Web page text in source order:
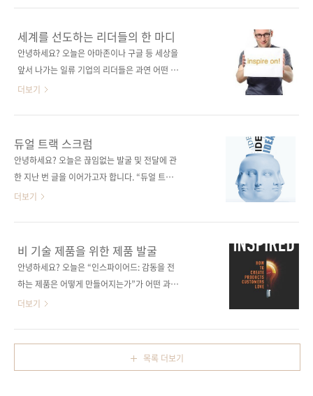
저는 매주 여기저기 제품 팀이 구닥다리 제품 로
보도록 하겠습니다. 열아홉 번째 이야기 최고의
제품 관리 모델은 존재하는 것일까?(The Best
Product Management Model?) 원문 주소:
product-management-model/ 원문 게시일:
2008년 1월 4일 저자: 마티 케이건 작성자: 배장
세계를 선도하는 리더들의 한 마디
안녕하세요? 오늘은 아마존이나 구글 등 세상을
앞서 나가는 일류 기업의 리더들은 과연 어떤 기
치를 내걸고 전쟁 같은 시장을 헤쳐 나가는지 소
까요? 그들의 생각을 접하는 것도 저자에게는 큰
즐거움이라고 합니다. 수많은 사람의 마음속에
울려 퍼지는 말은 어떤 것인지 저자의 말에 귀를
선도하는 리더들의 한 마디(Lessons From
Leaders) 원문 주소:
from-leaders/ 원문 게시일: 2012년 6월 16일
저자: 마티 케이건 작성자: 배장열
=================================..
더보기
듀얼 트랙 스크럼
안녕하세요? 오늘은 끊임없는 발굴 및 전달에 관
한 지난 번 글을 이어가고자 합니다. “듀얼 트랙
스크럼”이라는 용어가 생소하시다면 참고할 만
문 주소: http://www.svproduct.com/dual-
track-scrum/ 원문 게시일: 2012년 9월 17일
저자: Marty Cagan 작성자: 배장열
제가 처음 애자일 제품 팀과 일하게 되었을 때 이
런 상황을 흔히 겪곤 했습니다. 백로그 항목을 형
편없이 정의하고 정확..
더보기
비 기술 제품을 위한 제품 발굴
안녕하세요? 오늘은 “인스파이어드: 감동을 전
하는 제품은 어떻게 만들어지는가”가 어떤 과정
을 거쳐 출간되었는지를 소개한 글입니다. 비 기
험을 바탕으로 풀어낸 것입니다. 아래는 원문을
그대로 번역한 글입니다. 열네 번째 이야기 비 기
더보기
목록 더보기